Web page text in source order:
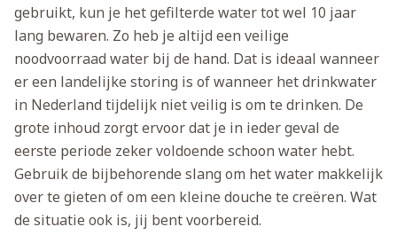
gebruikt, kun je het gefilterde water tot wel 10 jaar
lang bewaren. Zo heb je altijd een veilige
noodvoorraad water bij de hand. Dat is ideaal wanneer
er een landelijke storing is of wanneer het drinkwater
in Nederland tijdelijk niet veilig is om te drinken. De
grote inhoud zorgt ervoor dat je in ieder geval de
eerste periode zeker voldoende schoon water hebt.
Gebruik de bijbehorende slang om het water makkelijk
over te gieten of om een kleine douche te creëren. Wat
de situatie ook is, jij bent voorbereid.